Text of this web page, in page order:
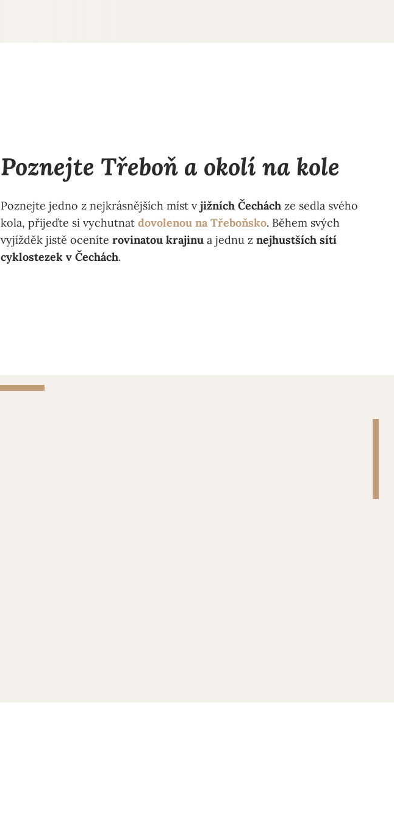
Poznejte Třeboň a okolí na kole
Poznejte jedno z nejkrásnějších míst v jižních Čechách ze sedla svého
kola, přijeďte si vychutnat dovolenou na Třeboňsko. Během svých
vyjížděk jistě oceníte rovinatou krajinu a jednu z nejhustších sítí
cyklostezek v Čechách.